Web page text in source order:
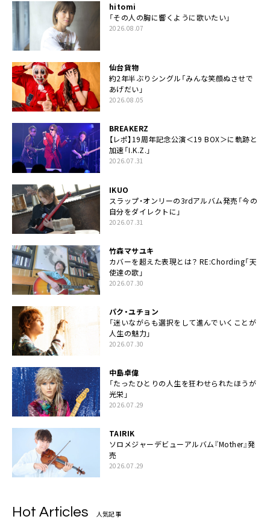
hitomi
「その人の胸に響くように歌いたい」
2026.08.07
仙台貨物
約2年半ぶりシングル「みんな笑顔ぬさせで
あげだい」
2026.08.05
BREAKERZ
【レポ】19周年記念公演＜19 BOX＞に軌跡と
加速「I.K.Z.」
2026.07.31
IKUO
スラップ・オンリーの3rdアルバム発売「今の
自分をダイレクトに」
2026.07.31
竹森マサユキ
カバーを超えた表現とは？ RE:Chording「天
使達の歌」
2026.07.30
パク・ユチョン
「迷いながらも選択をして進んでいくことが
人生の魅力」
2026.07.30
中島卓偉
「たったひとりの人生を狂わせられたほうが
光栄」
2026.07.29
TAIRIK
ソロメジャーデビューアルバム『Mother』発
売
2026.07.29
Hot Articles 人気記事